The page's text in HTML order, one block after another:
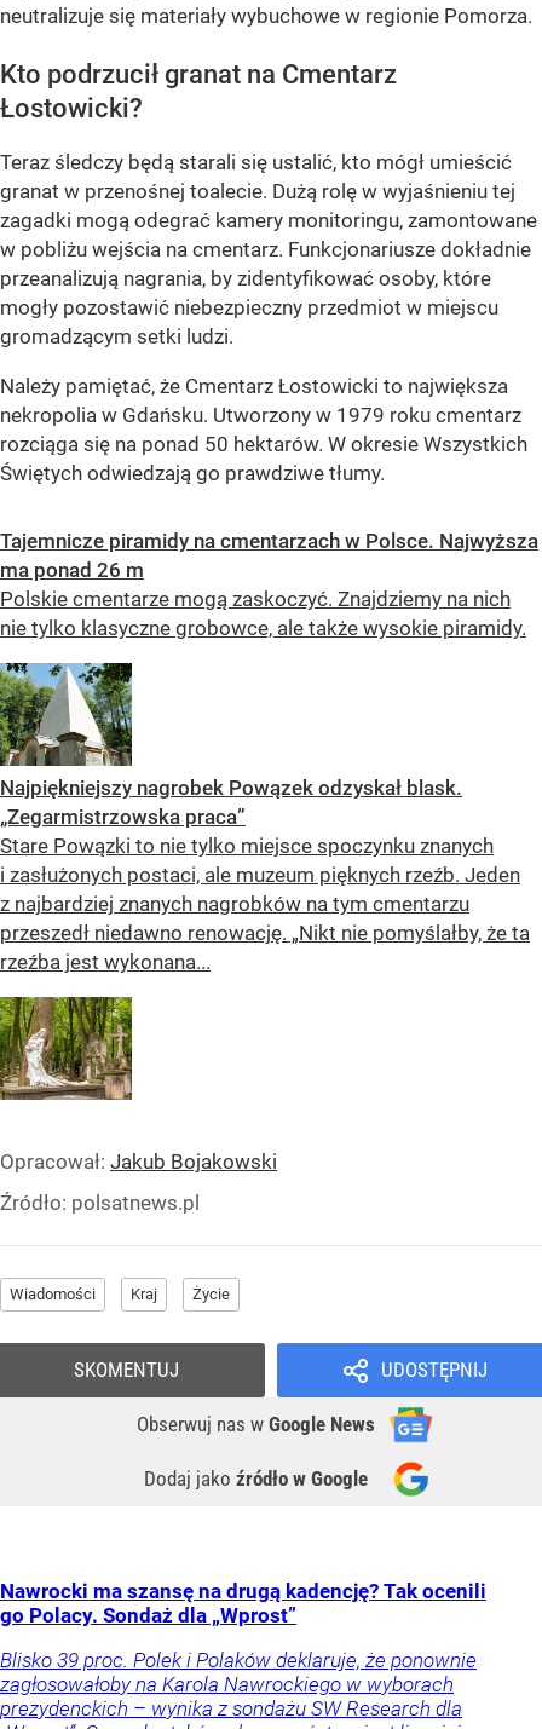
neutralizuje się materiały wybuchowe w regionie Pomorza.
Kto podrzucił granat na Cmentarz
Łostowicki?
Teraz śledczy będą starali się ustalić, kto mógł umieścić
granat w przenośnej toalecie. Dużą rolę w wyjaśnieniu tej
zagadki mogą odegrać kamery monitoringu, zamontowane
w pobliżu wejścia na cmentarz. Funkcjonariusze dokładnie
przeanalizują nagrania, by zidentyfikować osoby, które
mogły pozostawić niebezpieczny przedmiot w miejscu
gromadzącym setki ludzi.
Należy pamiętać, że Cmentarz Łostowicki to największa
nekropolia w Gdańsku. Utworzony w 1979 roku cmentarz
rozciąga się na ponad 50 hektarów. W okresie Wszystkich
Świętych odwiedzają go prawdziwe tłumy.
Tajemnicze piramidy na cmentarzach w Polsce. Najwyższa
ma ponad 26 m
Polskie cmentarze mogą zaskoczyć. Znajdziemy na nich
nie tylko klasyczne grobowce, ale także wysokie piramidy.
Najpiękniejszy nagrobek Powązek odzyskał blask.
„Zegarmistrzowska praca”
Stare Powązki to nie tylko miejsce spoczynku znanych
i zasłużonych postaci, ale muzeum pięknych rzeźb. Jeden
z najbardziej znanych nagrobków na tym cmentarzu
przeszedł niedawno renowację. „Nikt nie pomyślałby, że ta
rzeźba jest wykonana...
Opracował: Jakub Bojakowski
Źródło: polsatnews.pl
Wiadomości Kraj Życie
UDOSTĘPNIJ
Obserwuj nas w Google News
Dodaj jako źródło w Google
SKOMENTUJ
Nawrocki ma szansę na drugą kadencję? Tak ocenili
go Polacy. Sondaż dla „Wprost”
Blisko 39 proc. Polek i Polaków deklaruje, że ponownie
zagłosowałoby na Karola Nawrockiego w wyborach
prezydenckich – wynika z sondażu SW Research dla